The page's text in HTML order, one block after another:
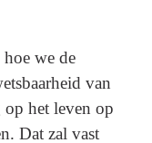
we de
van
op het leven op
Dat zal vast